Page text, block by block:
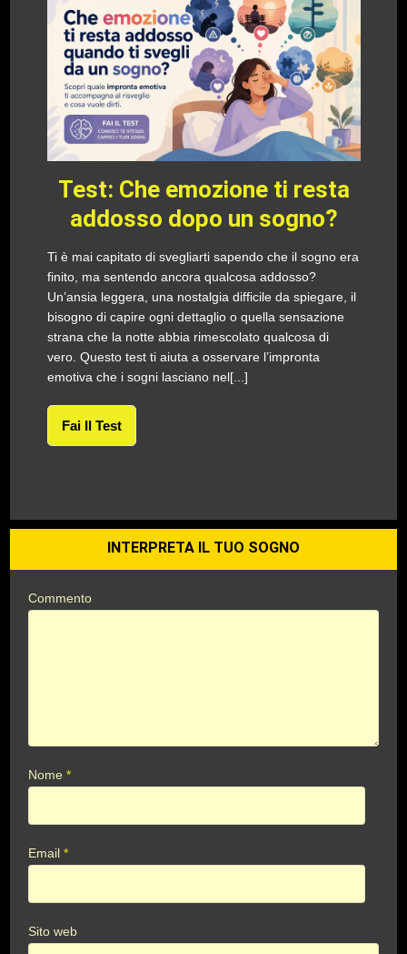
Test: Che emozione ti resta
addosso dopo un sogno?
Ti è mai capitato di svegliarti sapendo che il sogno era
finito, ma sentendo ancora qualcosa addosso?
Un’ansia leggera, una nostalgia difficile da spiegare, il
bisogno di capire ogni dettaglio o quella sensazione
strana che la notte abbia rimescolato qualcosa di
vero. Questo test ti aiuta a osservare l’impronta
emotiva che i sogni lasciano nel[...]
Fai Il Test
INTERPRETA IL TUO SOGNO
Commento
Nome*
Email*
Sito web